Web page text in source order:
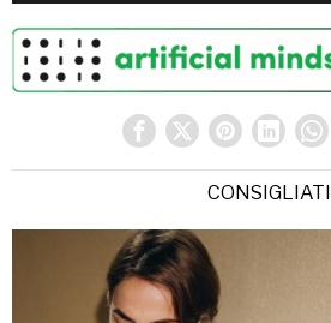
CONSIGLIATI